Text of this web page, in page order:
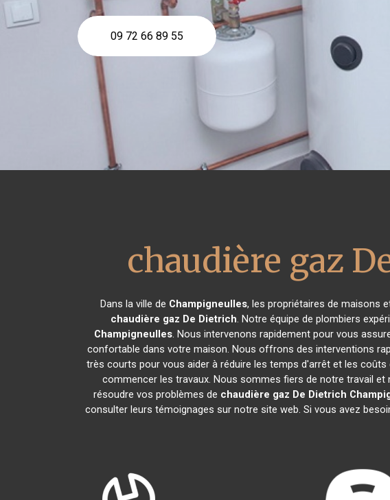
09 72 66 89 55
chaudière gaz
Dans la ville de Champigneulles, les propriétaires de maisons
chaudière gaz De Dietrich. Notre équipe de plombiers
Champigneulles. Nous intervenons rapidement pour vous
confortable dans votre maison. Nous offrons des interventions
très courts pour vous aider à réduire les temps d'arrêt et les
commencer les travaux. Nous sommes fiers de notre travail
résoudre vos problèmes de chaudière gaz De Dietrich
consulter leurs témoignages sur notre site web. Si vous avez